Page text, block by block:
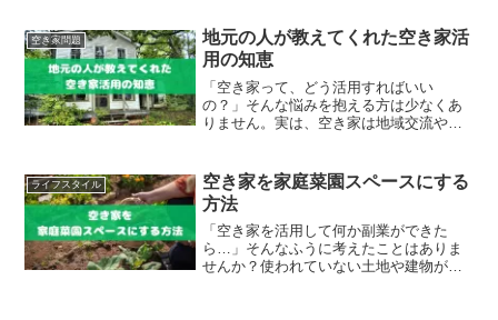
イメージを持つ方も多いのではないでし
ょうか。ですが、最近はD...
空き家問題
地元の人が教えてくれた空き家活
用の知恵
「空き家って、どう活用すればいい
の？」そんな悩みを抱える方は少なくあ
りません。実は、空き家は地域交流や活
組んできた知恵や工夫をもとに、空き家
の価値を見直し、地域とつ...
ライフスタイル
空き家を家庭菜園スペースにする
方法
「空き家を活用して何か副業ができた
ら…」そんなふうに考えたことはありま
せんか？使われていない土地や建物があ